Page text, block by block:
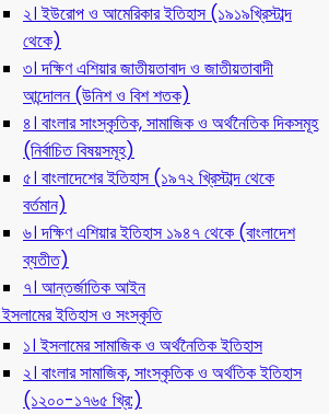
২। ইউরোপ ও আমেরিকার ইতিহাস (১৯১৯খ্রিস্টাব্দ
থেকে)
৩। দক্ষিণ এশিয়ার জাতীয়তাবাদ ও জাতীয়তাবাদী
আন্দোলন (উনিশ ও বিশ শতক)
৪। বাংলার সাংস্কৃতিক, সামাজিক ও অর্থনৈতিক দিকসমূহ
(নির্বাচিত বিষয়সমূহ)
৫। বাংলাদেশের ইতিহাস (১৯৭২ খ্রিস্টাব্দ থেকে
বর্তমান)
৬। দক্ষিণ এশিয়ার ইতিহাস ১৯৪৭ থেকে (বাংলাদেশ
ব্যতীত)
৭। আন্তর্জাতিক আইন
ইতিহাস ও সংস্কৃতি
১। ইসলামের সামাজিক ও অর্থনৈতিক ইতিহাস
২। বাংলার সামাজিক, সাংস্কৃতিক ও অর্থতিক ইতিহাস
(১২০০-১৭৬৫ খ্রি:)